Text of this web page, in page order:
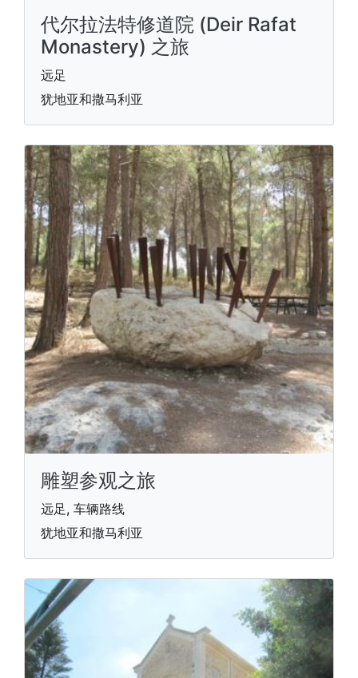
代尔拉法特修道院 (Deir Rafat
Monastery) 之旅
远足
犹地亚和撒马利亚
雕塑参观之旅
远足, 车辆路线
犹地亚和撒马利亚